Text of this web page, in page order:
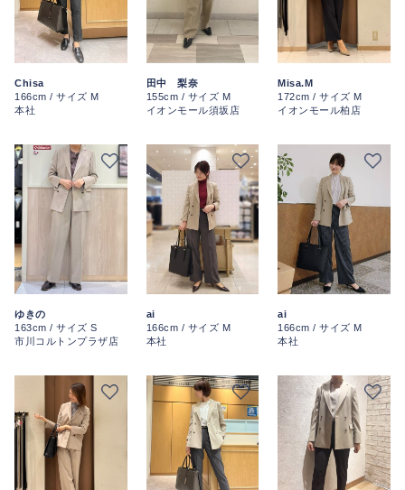
Chisa
166cm / サイズ M
本社
田中 梨奈
155cm / サイズ M
イオンモール須坂店
Misa.M
172cm / サイズ M
イオンモール柏店
ゆきの
163cm / サイズ S
市川コルトンプラザ店
ai
166cm / サイズ M
本社
ai
166cm / サイズ M
本社